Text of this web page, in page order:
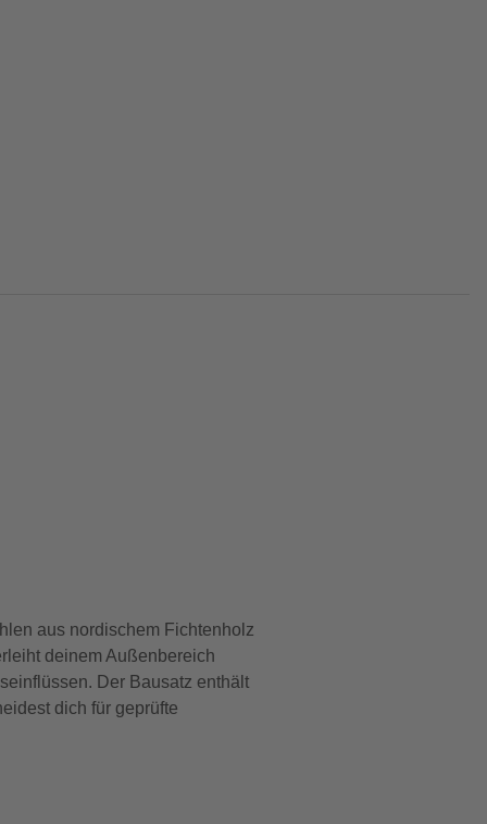
aus nordischem Fichtenholz
deinem Außenbereich
Der Bausatz enthält
dich für geprüfte